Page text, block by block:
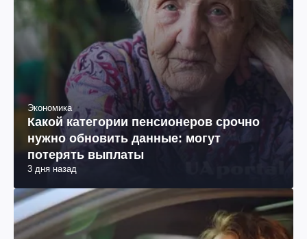
Экономика
Какой категории пенсионеров срочно
нужно обновить данные: могут
потерять выплаты
3 дня назад